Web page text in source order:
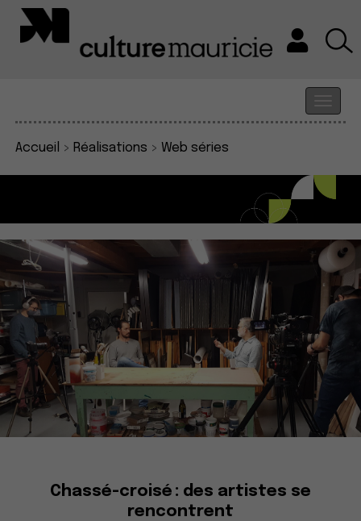
Accueil > Réalisations > Web séries
Chassé-croisé : des artistes se
rencontrent